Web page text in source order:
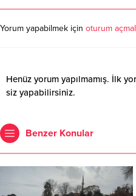
Yorum yapabilmek için oturum
Henüz yorum yapılmamış. İlk
siz yapabilirsiniz.
Benzer Konular